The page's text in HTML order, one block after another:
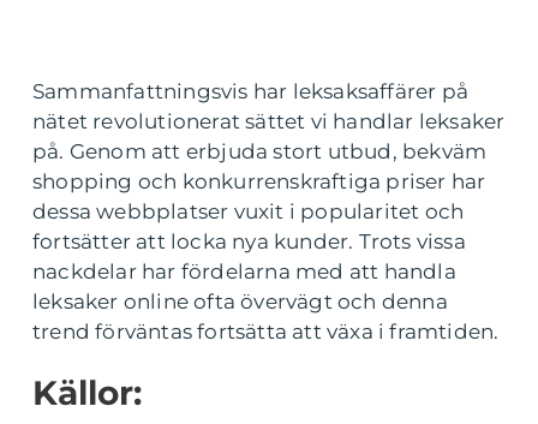
Sammanfattningsvis har leksaksaffärer på
nätet revolutionerat sättet vi handlar leksaker
på. Genom att erbjuda stort utbud, bekväm
shopping och konkurrenskraftiga priser har
dessa webbplatser vuxit i popularitet och
fortsätter att locka nya kunder. Trots vissa
nackdelar har fördelarna med att handla
leksaker online ofta övervägt och denna
trend förväntas fortsätta att växa i framtiden.
Källor: